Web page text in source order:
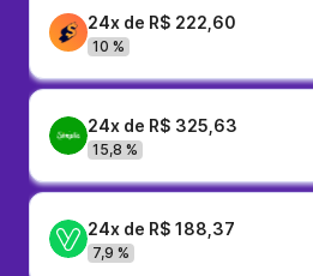
24x de R$ 222,60
10 %
24x de R$ 325,63
15,8 %
24x de R$ 188,37
7,9 %